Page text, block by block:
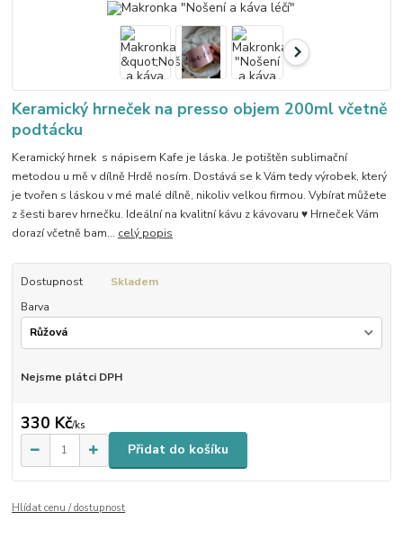
Keramický hrneček na presso objem 200ml včetně
podtácku
Keramický hrnek s nápisem Kafe je láska. Je potištěn sublimační
metodou u mě v dílně Hrdě nosím. Dostává se k Vám tedy výrobek, který
je tvořen s láskou v mé malé dílně, nikoliv velkou firmou. Vybírat můžete
z šesti barev hrnečku. Ideální na kvalitní kávu z kávovaru ♥ Hrneček Vám
dorazí včetně bam... celý popis
Dostupnost
Skladem
Barva
Nejsme plátci DPH
330 Kč/ks
Přidat do košíku
Hlídat cenu / dostupnost